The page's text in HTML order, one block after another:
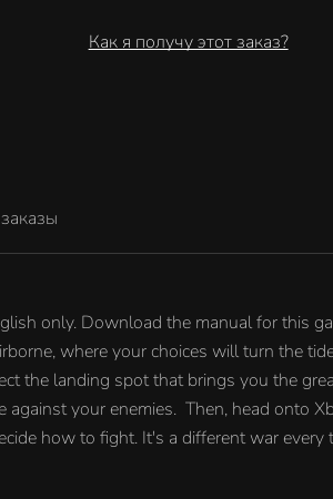
Как я получу этот заказ?
only. Download the manual for this
where your choices will turn the
the landing spot that brings you the
your enemies. Then, head onto
how to fight. It's a different war